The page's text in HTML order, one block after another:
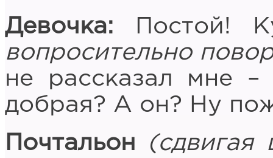
Девочка: Постой!
вопросительно
не рассказал мне
добрая? А он? Ну
Почтальон
(сдвигая